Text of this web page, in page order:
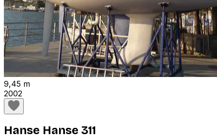
9,45 m
2002
Hanse Hanse 311